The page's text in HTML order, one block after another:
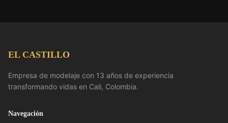
EL CASTILLO
Empresa de modelaje con 13 años de experiencia
transformando vidas en Cali, Colombia.
Navegación